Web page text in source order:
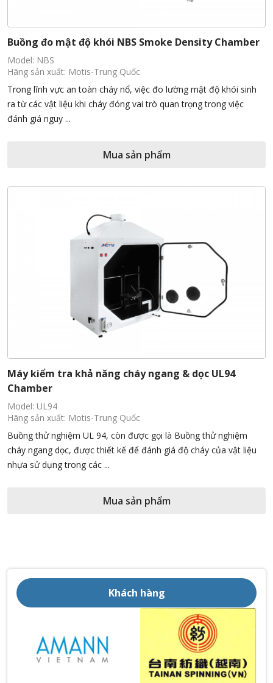
Buồng đo mật độ khói NBS Smoke Density Chamber
Model: NBS
Hãng sản xuất: Motis-Trung Quốc
Trong lĩnh vực an toàn cháy nổ, việc đo lường mật độ khói sinh
ra từ các vật liệu khi cháy đóng vai trò quan trọng trong việc
đánh giá nguy ...
Mua sản phẩm
Máy kiểm tra khả năng cháy ngang & dọc UL94
Chamber
Model: UL94
Hãng sản xuất: Motis-Trung Quốc
Buồng thử nghiệm UL 94, còn được gọi là Buồng thử nghiệm
cháy ngang dọc, được thiết kế để đánh giá độ cháy của vật liệu
nhựa sử dụng trong các ...
Mua sản phẩm
Khách hàng